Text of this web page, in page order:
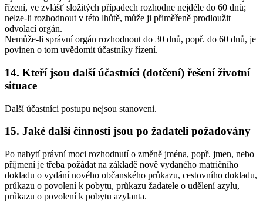
řízení, ve zvlášť složitých případech rozhodne nejdéle do 60 dnů;
nelze-li rozhodnout v této lhůtě, může ji přiměřeně prodloužit
odvolací orgán.
Nemůže-li správní orgán rozhodnout do 30 dnů, popř. do 60 dnů, je
povinen o tom uvědomit účastníky řízení.
14. Kteří jsou další účastníci (dotčení) řešení životní
situace
Další účastníci postupu nejsou stanoveni.
15. Jaké další činnosti jsou po žadateli požadovány
Po nabytí právní moci rozhodnutí o změně jména, popř. jmen, nebo
příjmení je třeba požádat na základě nově vydaného matričního
dokladu o vydání nového občanského průkazu, cestovního dokladu,
průkazu o povolení k pobytu, průkazu žadatele o udělení azylu,
průkazu o povolení k pobytu azylanta.